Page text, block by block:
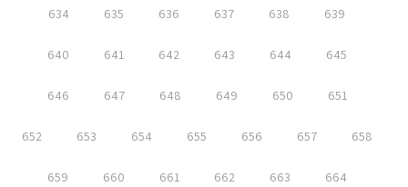
634 635 636 637 638 639
640 641 642 643 644 645
646 647 648 649 650 651
652 653 654 655 656 657 658
659 660 661 662 663 664